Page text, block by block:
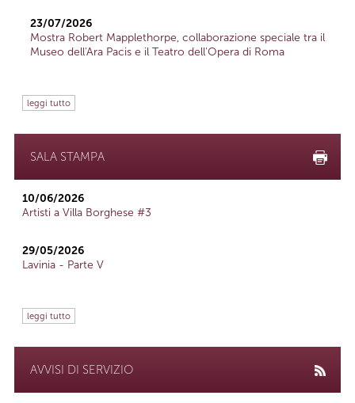
23/07/2026
Mostra Robert Mapplethorpe, collaborazione speciale tra il
Museo dell'Ara Pacis e il Teatro dell'Opera di Roma
leggi tutto
SALA STAMPA
10/06/2026
Artisti a Villa Borghese #3
29/05/2026
Lavinia - Parte V
leggi tutto
AVVISI DI SERVIZIO